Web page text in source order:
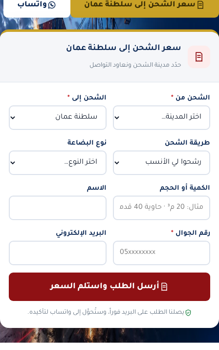
سعر الشحن إلى سلطنة عمان واتساب
سعر الشحن إلى سلطنة عمان
حدّد مدينة الشحن ونعاود التواصل
الشحن من * الشحن إلى*
طريقة الشحن نوع البضاعة
الكمية أو الحجم الاسم
رقم الجوال * البريد الإلكتروني
أرسل الطلب واستلم السعر
يصلنا الطلب على البريد فوراً، وستُحوَّل إلى واتساب لتأكيده.